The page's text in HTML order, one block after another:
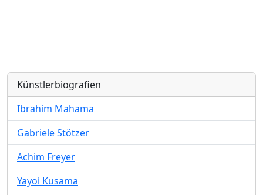
Künstlerbiografien
Ibrahim Mahama
Gabriele Stötzer
Achim Freyer
Yayoi Kusama